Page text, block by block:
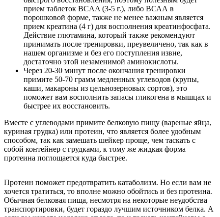
прием таблеток BCAA (3-5 г.), либо ВСАА в
порошковой форме, также не менее важным является
прием креатина (4 г) для восполнения креатинфосфата.
Действие глютамина, который также рекомендуют
принимать после тренировки, преувеличено, так как в
нашем организме и без его поступления извне,
достаточно этой незаменимой аминокислоты.
Через 20-30 минут после окончания тренировки
примите 50-70 грамм медленных углеводов (крупы,
каши, макароны из цельнозерновых сортов), это
поможет вам восполнить запасы гликогена в мышцах и
быстрее их восстановить.
Вместе с углеводами примите белковую пищу (вареные яйца,
куриная грудка) или протеин, что является более удобным
способом, так как замешать шейкер проще, чем таскать с
собой контейнер с грудками, к тому же жидкая форма
протеина поглощается куда быстрее.
Протеин поможет предотвратить катаболизм. Но если вам не
хочется тратиться, то вполне можно обойтись и без протеина.
Обычная белковая пища, несмотря на некоторые неудобства
транспортировки, будет гораздо лучшим источником белка. А